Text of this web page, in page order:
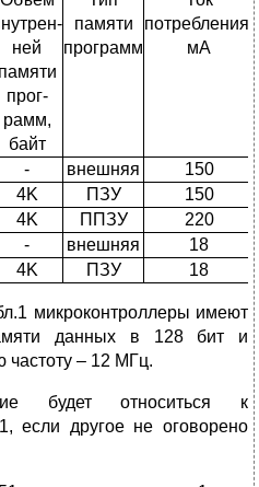
ней
памя­ти
прог­
рамм,
байт
памяти
программ
потребления,
мА
- внешняя
150
4K ПЗУ
150
4K ППЗУ
220
- внешняя
18
4K ПЗУ 18
микроконтроллеры имеют
данных в 128 бит и
частоту – 12 МГц.
будет относиться к
если другое не оговорено